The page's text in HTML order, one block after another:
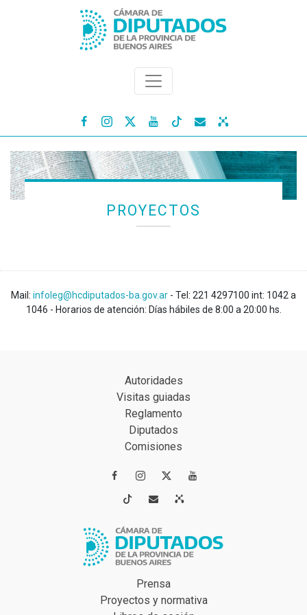
   
PROYECTOS
Mail: infoleg@hcdiputados-ba.gov.ar - Tel: 221 4297100 int: 1042 a
1046 - Horarios de atención: Días hábiles de 8:00 a 20:00 hs.
Autoridades
Visitas guiadas
Reglamento
Diputados
Comisiones
 
 
Prensa
Proyectos y normativa